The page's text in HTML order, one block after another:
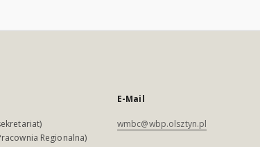
Regionalna)
E-Mail
wmbc@wbp.olsztyn.pl